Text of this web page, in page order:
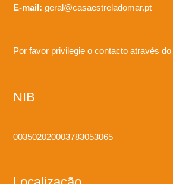
E-mail: geral@casaestreladomar.pt
Por favor privilegie o contacto através
NIB
003502020003783053065